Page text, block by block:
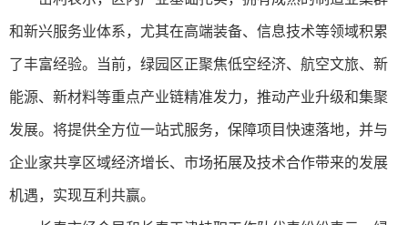
和新兴服务业体系，尤其在高端装备、信息技术等领域积累
了丰富经验。当前，绿园区正聚焦低空经济、航空文旅、新
能源、新材料等重点产业链精准发力，推动产业升级和集聚
发展。将提供全方位一站式服务，保障项目快速落地，并与
企业家共享区域经济增长、市场拓展及技术合作带来的发展
机遇，实现互利共赢。